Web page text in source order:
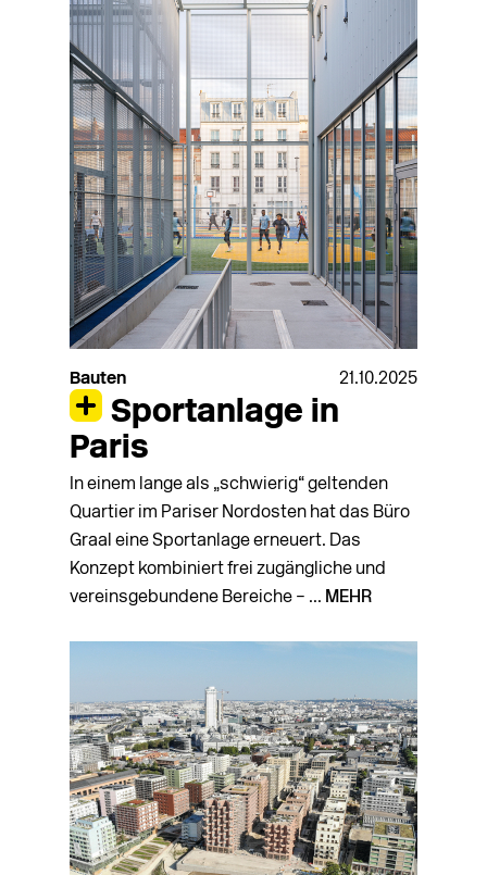
Bauten 21.10.2025
Sportanlage in
Paris
In einem lange als „schwierig“ geltenden
Quartier im Pariser Nordosten hat das Büro
Graal eine Sportanlage erneuert. Das
Konzept kombiniert frei zugängliche und
vereinsgebundene Bereiche – ... MEHR